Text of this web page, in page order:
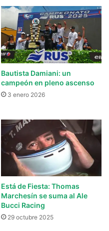
Bautista Damiani: un
campeón en pleno ascenso
3 enero 2026
Está de Fiesta: Thomas
Marchesín se suma al Ale
Bucci Racing
29 octubre 2025